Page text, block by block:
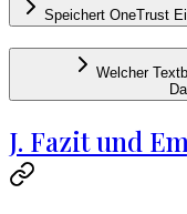
Speichert OneTrust
Welcher
J. Fazit und